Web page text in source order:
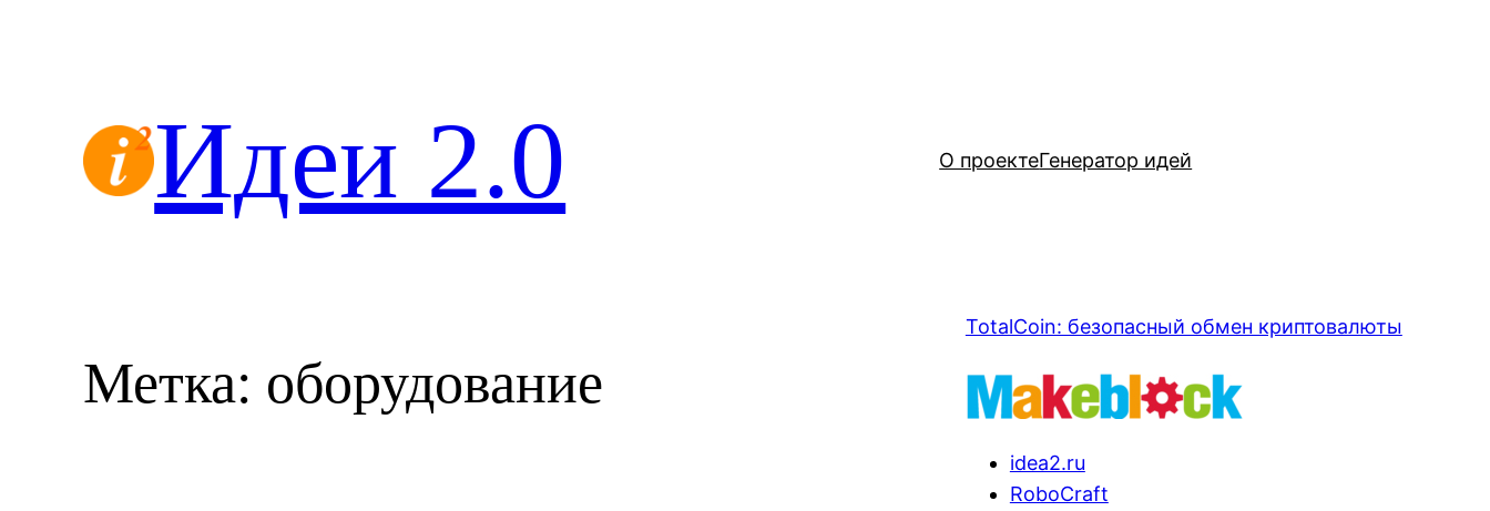
Идеи 2.0 О проектеГенератор идей
Метка: оборудование
TotalCoin: безопасный обмен криптовалюты
idea2.ru
RoboCraft